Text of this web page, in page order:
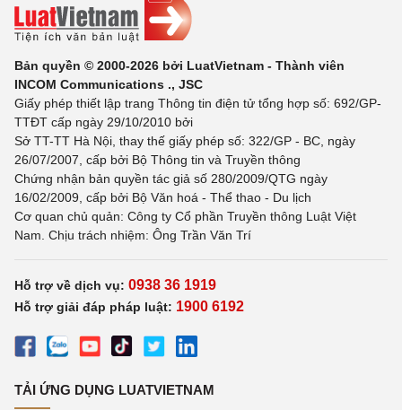
Bản quyền © 2000-2026 bởi LuatVietnam - Thành viên
INCOM Communications ., JSC
Giấy phép thiết lập trang Thông tin điện tử tổng hợp số: 692/GP-
TTĐT cấp ngày 29/10/2010 bởi
Sở TT-TT Hà Nội, thay thế giấy phép số: 322/GP - BC, ngày
26/07/2007, cấp bởi Bộ Thông tin và Truyền thông
Chứng nhận bản quyền tác giả số 280/2009/QTG ngày
16/02/2009, cấp bởi Bộ Văn hoá - Thể thao - Du lịch
Cơ quan chủ quản: Công ty Cổ phần Truyền thông Luật Việt
Nam. Chịu trách nhiệm: Ông Trần Văn Trí
Hỗ trợ về dịch vụ: 0938 36 1919
Hỗ trợ giải đáp pháp luật: 1900 6192
TẢI ỨNG DỤNG LUATVIETNAM